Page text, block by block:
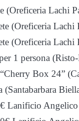
(Oreficeria Lachi
(Oreficeria Lachi
(Oreficeria Lachi
1 persona
Box 24”
Lanificio Angelico